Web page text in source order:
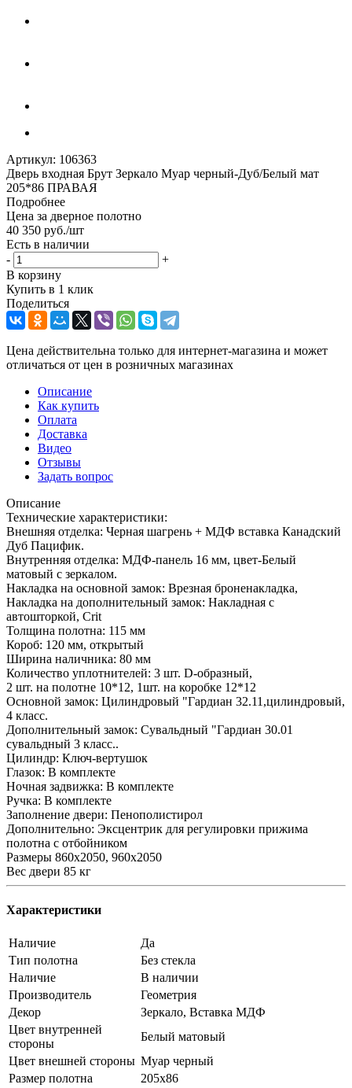
Артикул: 106363
Дверь входная Брут Зеркало Муар черный-Дуб/Белый мат
205*86 ПРАВАЯ
Подробнее
Цена за дверное полотно
40 350 руб./шт
Есть в наличии
-
+
В корзину
Купить в 1 клик
Поделиться
Цена действительна только для интернет-магазина и может
отличаться от цен в розничных магазинах
Описание
Как купить
Оплата
Доставка
Видео
Отзывы
Задать вопрос
Описание
Технические характеристики:
Внешняя отделка: Черная шагрень + МДФ вставка Канадский
Дуб Пацифик.
Внутренняя отделка: МДФ-панель 16 мм, цвет-Белый
матовый с зеркалом.
Накладка на основной замок: Врезная броненакладка,
Накладка на дополнительный замок: Накладная с
автошторкой, Crit
Толщина полотна: 115 мм
Короб: 120 мм, открытый
Ширина наличника: 80 мм
Количество уплотнителей: 3 шт. D-образный,
2 шт. на полотне 10*12, 1шт. на коробке 12*12
Основной замок: Цилиндровый "Гардиан 32.11,цилиндровый,
4 класс.
Дополнительный замок: Сувальдный "Гардиан 30.01
сувальдный 3 класс..
Цилиндр: Ключ-вертушок
Глазок: В комплекте
Ночная задвижка: В комплекте
Ручка: В комплекте
Заполнение двери: Пенополистирол
Дополнительно: Эксцентрик для регулировки прижима
полотна с отбойником
Размеры 860х2050, 960х2050
Вес двери 85 кг
Характеристики
Наличие
Да
Тип полотна
Без стекла
Наличие
В наличии
Производитель
Геометрия
Декор
Зеркало, Вставка МДФ
Цвет внутренней
стороны
Белый матовый
Цвет внешней стороны Муар черный
Размер полотна
205x86